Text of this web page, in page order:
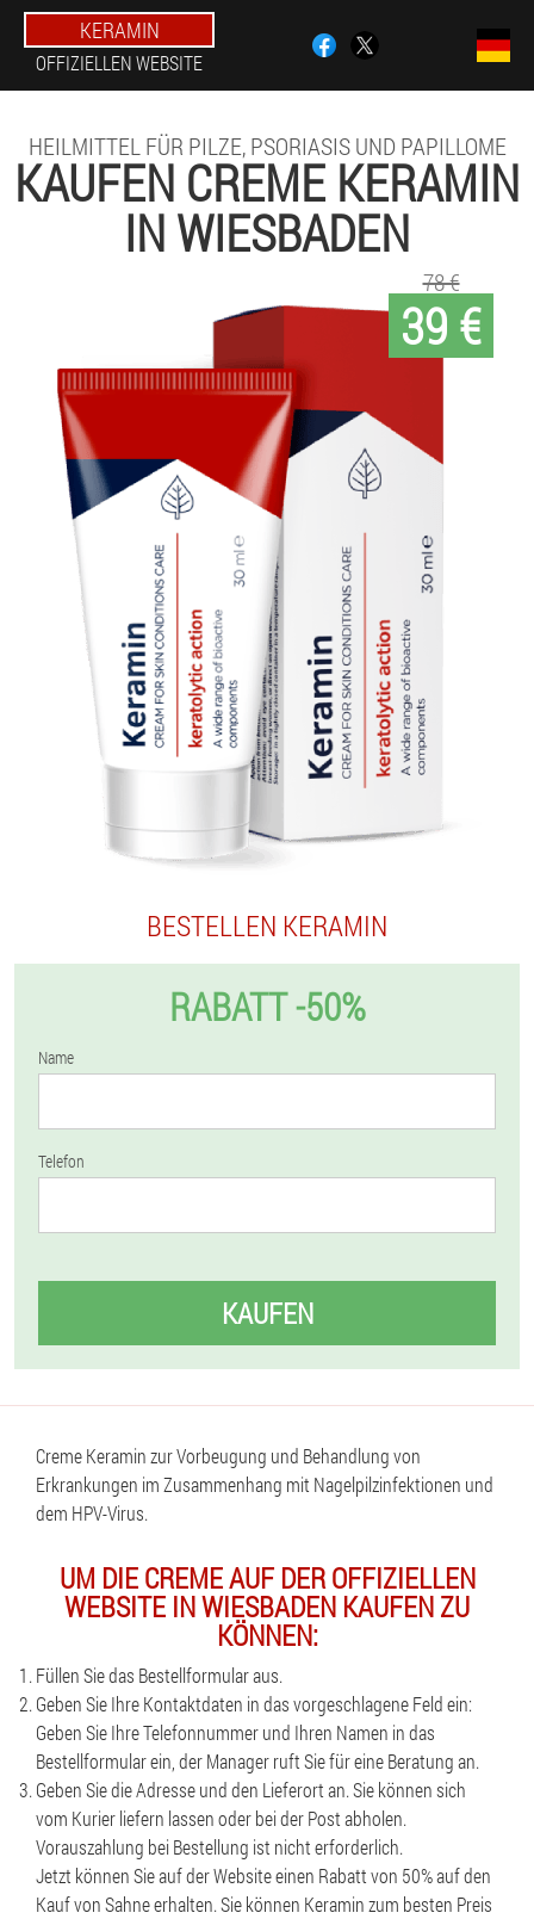
KERAMIN
OFFIZIELLEN WEBSITE
HEILMITTEL FÜR PILZE, PSORIASIS UND PAPILLOME
KAUFEN CREME KERAMIN
IN WIESBADEN
39 €
78 €
BESTELLEN KERAMIN
RABATT -50%
Name
Telefon
KAUFEN
Creme Keramin zur Vorbeugung und Behandlung von
Erkrankungen im Zusammenhang mit Nagelpilzinfektionen und
dem HPV-Virus.
UM DIE CREME AUF DER OFFIZIELLEN
WEBSITE IN WIESBADEN KAUFEN ZU
KÖNNEN:
Füllen Sie das Bestellformular aus.
Geben Sie Ihre Kontaktdaten in das vorgeschlagene Feld ein:
Geben Sie Ihre Telefonnummer und Ihren Namen in das
Bestellformular ein, der Manager ruft Sie für eine Beratung an.
Geben Sie die Adresse und den Lieferort an. Sie können sich
vom Kurier liefern lassen oder bei der Post abholen.
Vorauszahlung bei Bestellung ist nicht erforderlich.
Jetzt können Sie auf der Website einen Rabatt von 50% auf den
Kauf von Sahne erhalten. Sie können Keramin zum besten Preis